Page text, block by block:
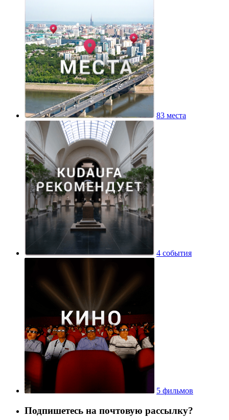
83 места
4 события
5 фильмов
Подпишетесь на почтовую рассылку?